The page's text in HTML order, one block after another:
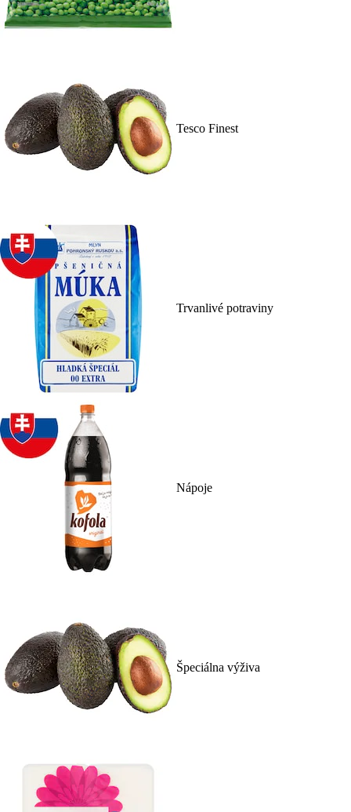
Tesco Finest
Trvanlivé potraviny
Nápoje
Špeciálna výživa